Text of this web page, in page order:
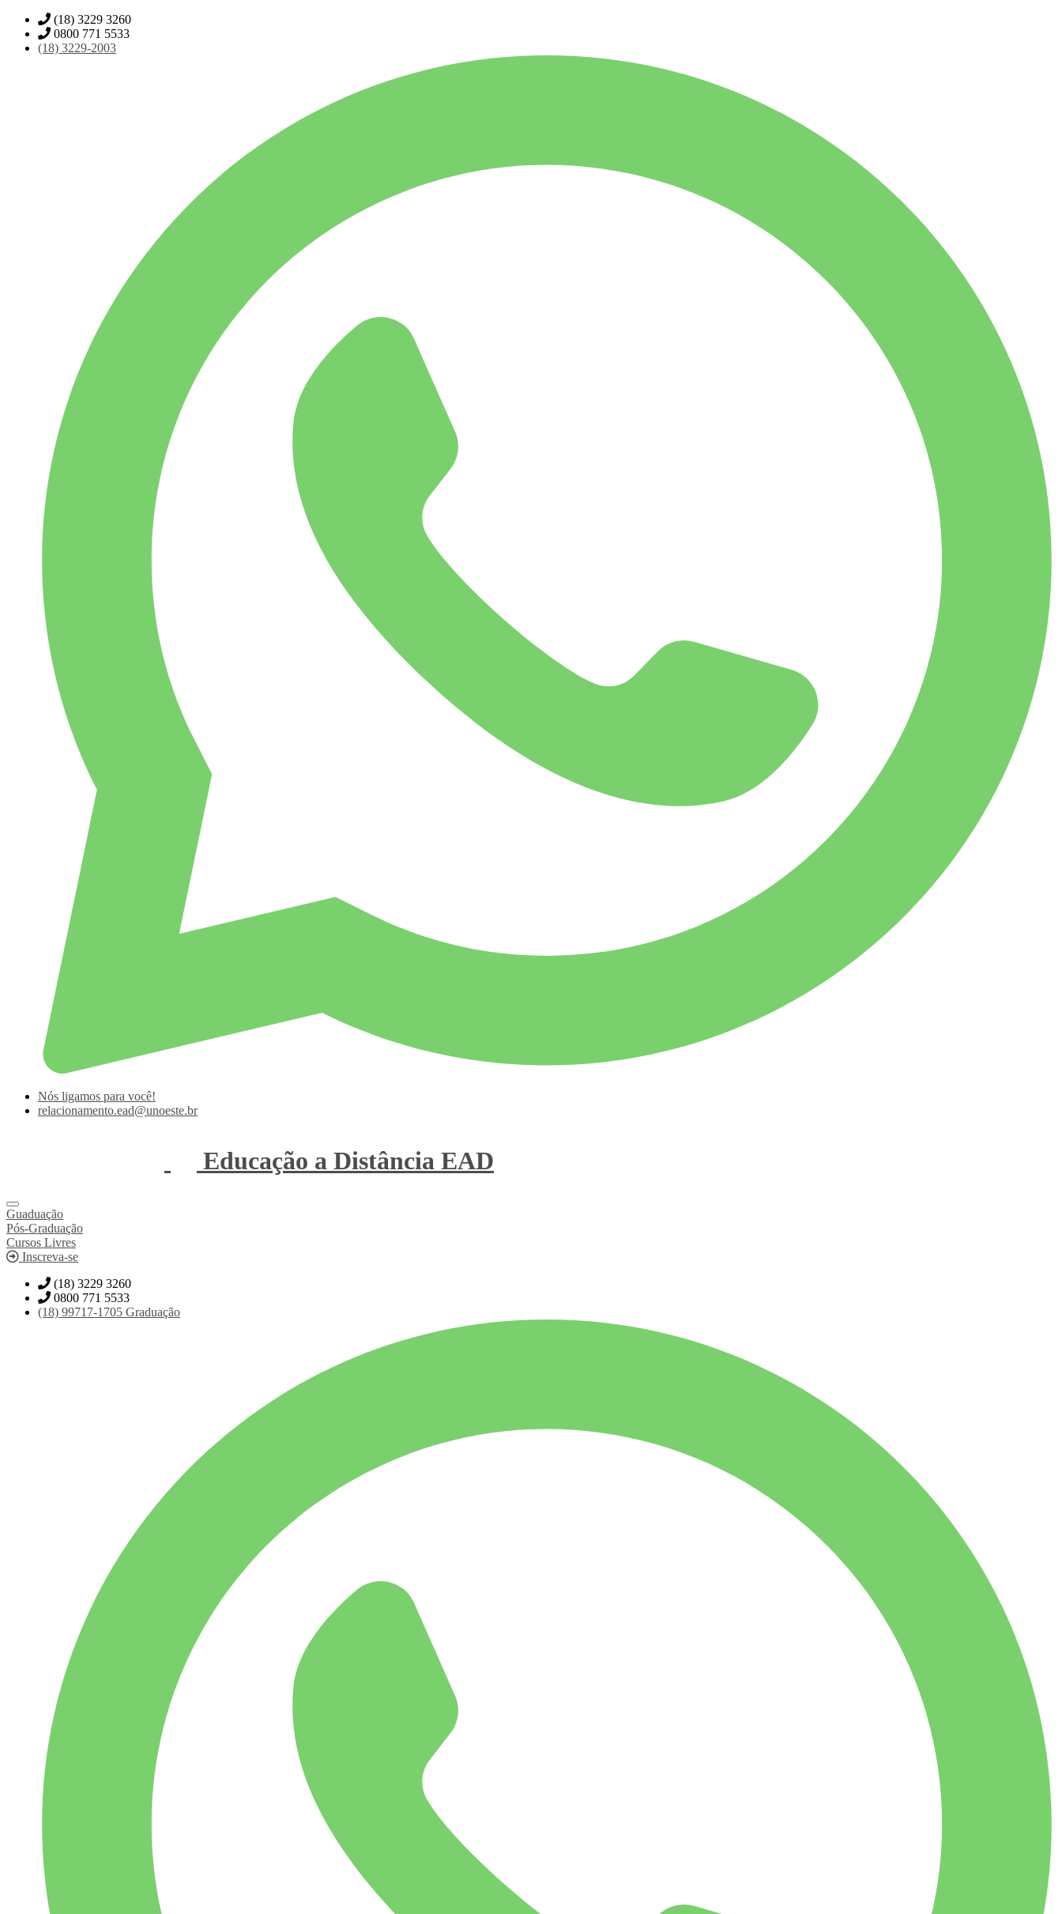
(18) 3229 3260
0800 771 5533
(18) 3229-2003
Nós ligamos para você!
relacionamento.ead@unoeste.br
Educação a Distância EAD
Guaduação
Pós-Graduação
Cursos Livres
Inscreva-se
(18) 3229 3260
0800 771 5533
(18) 99717-1705 Graduação